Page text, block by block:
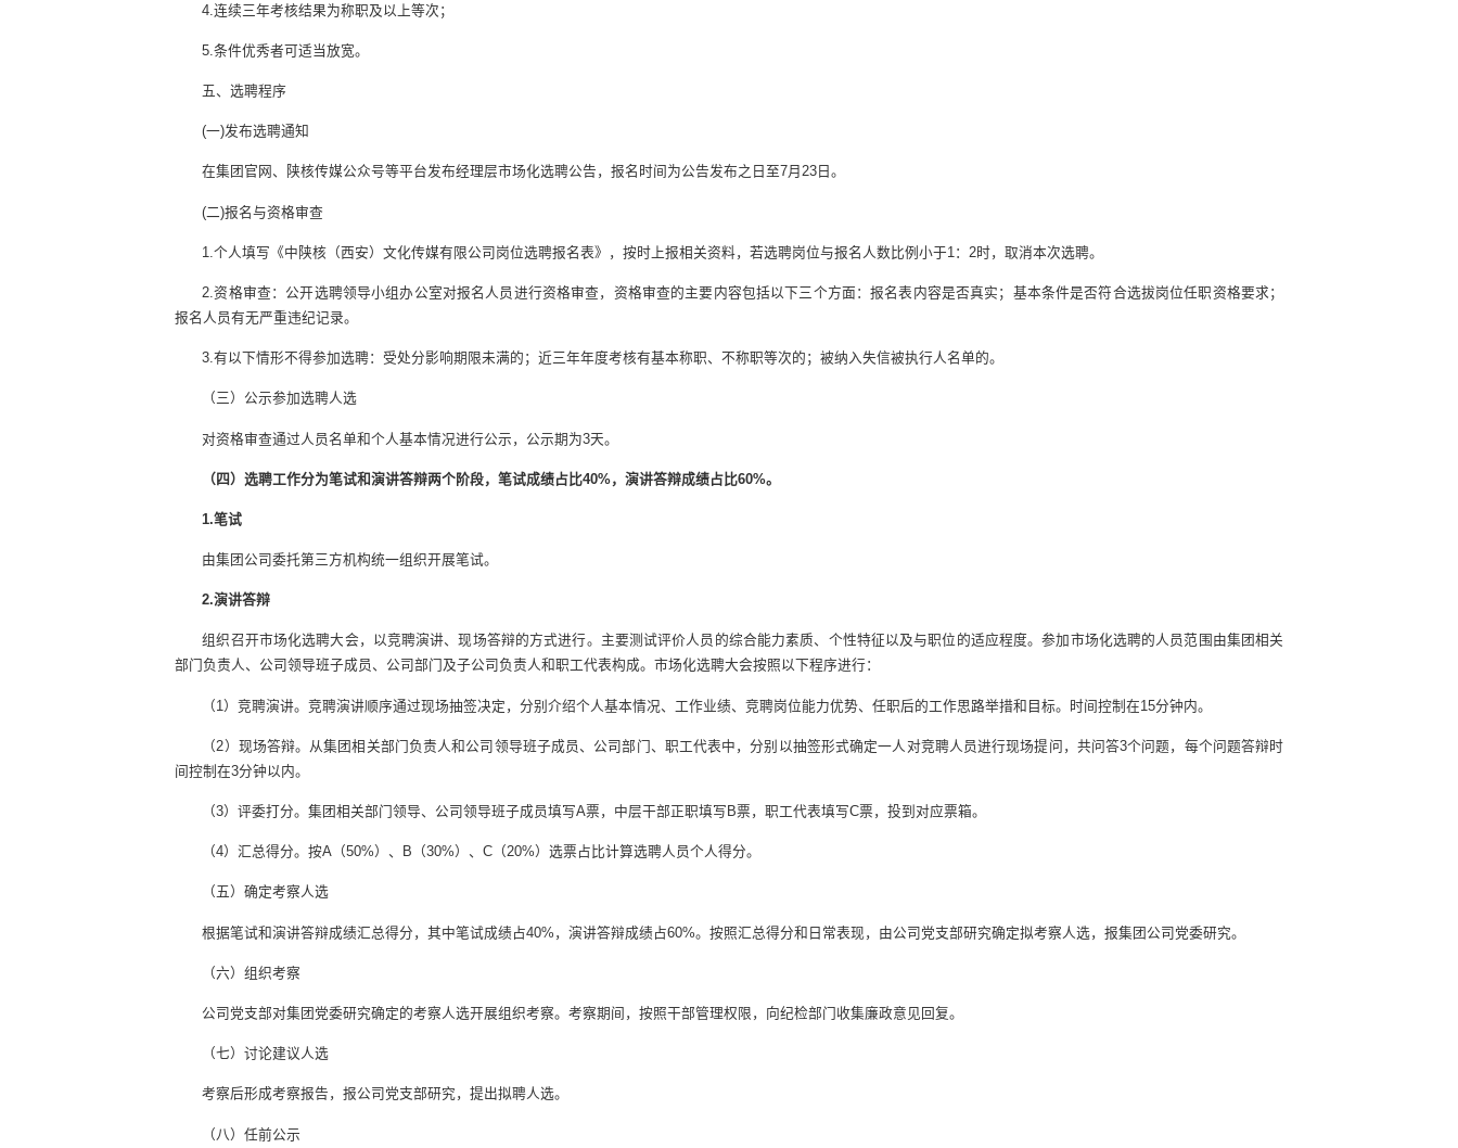
4.连续三年考核结果为称职及以上等次；
5.条件优秀者可适当放宽。
五、选聘程序
(一)发布选聘通知
在集团官网、陕核传媒公众号等平台发布经理层市场化选聘公告，报名时间为公告发布之日至7月23日。
(二)报名与资格审查
1.个人填写《中陕核（西安）文化传媒有限公司岗位选聘报名表》，按时上报相关资料，若选聘岗位与报名人数比例小于1：2时，取消本次选聘。
2.资格审查：公开选聘领导小组办公室对报名人员进行资格审查，资格审查的主要内容包括以下三个方面：报名表内容是否真实；基本条件是否符合选拔岗位任职资格要求；
报名人员有无严重违纪记录。
3.有以下情形不得参加选聘：受处分影响期限未满的；近三年年度考核有基本称职、不称职等次的；被纳入失信被执行人名单的。
（三）公示参加选聘人选
对资格审查通过人员名单和个人基本情况进行公示，公示期为3天。
（四）选聘工作分为笔试和演讲答辩两个阶段，笔试成绩占比40%，演讲答辩成绩占比60%。
1.笔试
由集团公司委托第三方机构统一组织开展笔试。
2.演讲答辩
组织召开市场化选聘大会，以竞聘演讲、现场答辩的方式进行。主要测试评价人员的综合能力素质、个性特征以及与职位的适应程度。参加市场化选聘的人员范围由集团相关
部门负责人、公司领导班子成员、公司部门及子公司负责人和职工代表构成。市场化选聘大会按照以下程序进行：
（1）竞聘演讲。竞聘演讲顺序通过现场抽签决定，分别介绍个人基本情况、工作业绩、竞聘岗位能力优势、任职后的工作思路举措和目标。时间控制在15分钟内。
（2）现场答辩。从集团相关部门负责人和公司领导班子成员、公司部门、职工代表中，分别以抽签形式确定一人对竞聘人员进行现场提问，共问答3个问题，每个问题答辩时
间控制在3分钟以内。
（3）评委打分。集团相关部门领导、公司领导班子成员填写A票，中层干部正职填写B票，职工代表填写C票，投到对应票箱。
（4）汇总得分。按A（50%）、B（30%）、C（20%）选票占比计算选聘人员个人得分。
（五）确定考察人选
根据笔试和演讲答辩成绩汇总得分，其中笔试成绩占40%，演讲答辩成绩占60%。按照汇总得分和日常表现，由公司党支部研究确定拟考察人选，报集团公司党委研究。
（六）组织考察
公司党支部对集团党委研究确定的考察人选开展组织考察。考察期间，按照干部管理权限，向纪检部门收集廉政意见回复。
（七）讨论建议人选
考察后形成考察报告，报公司党支部研究，提出拟聘人选。
（八）任前公示